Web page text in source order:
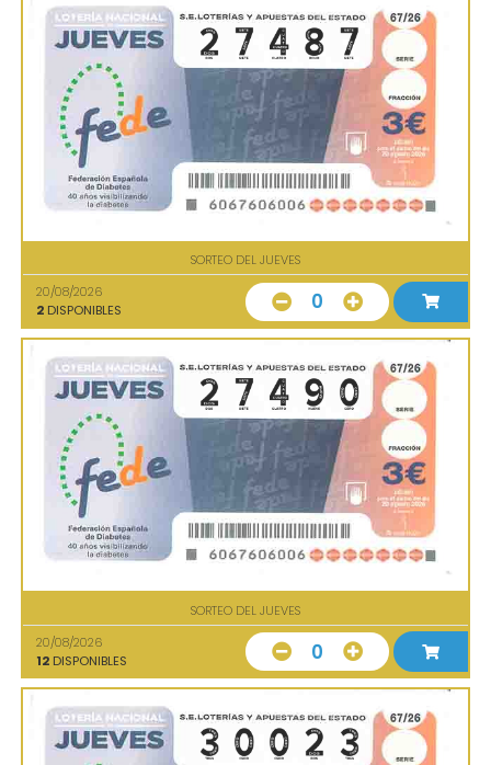
SORTEO DEL JUEVES
20/08/2026
2 DISPONIBLES 0
SORTEO DEL JUEVES
20/08/2026
12 DISPONIBLES 0